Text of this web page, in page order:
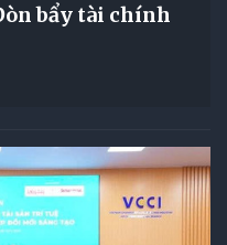
bẩy tài chính